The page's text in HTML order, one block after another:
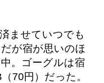
ませていつでも
が宿が思いのほ
。ゴーグルは宿
70円）だった。